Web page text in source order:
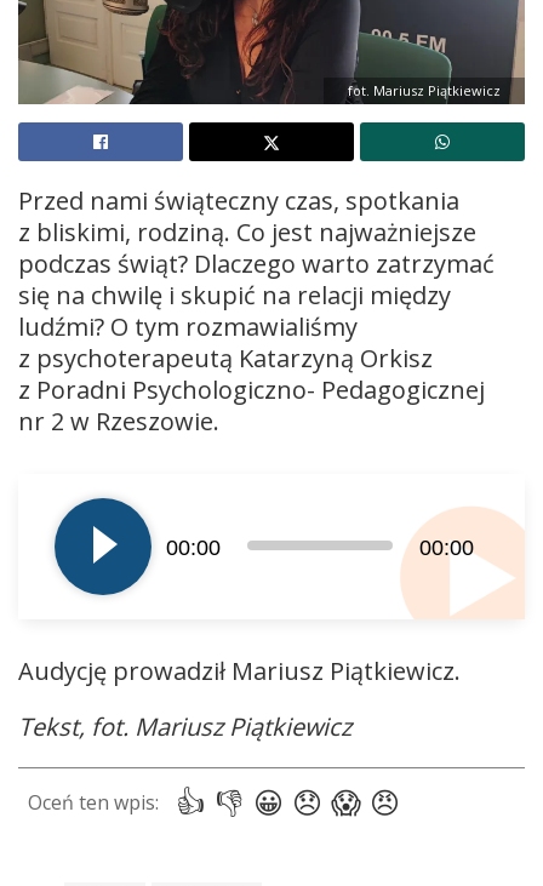
fot. Mariusz Piątkiewicz
Przed nami świąteczny czas, spotkania
z bliskimi, rodziną. Co jest najważniejsze
podczas świąt? Dlaczego warto zatrzymać
się na chwilę i skupić na relacji między
ludźmi? O tym rozmawialiśmy
z psychoterapeutą Katarzyną Orkisz
z Poradni Psychologiczno- Pedagogicznej
nr 2 w Rzeszowie.
plików
dźwiękowych
00:00 00:00
Audycję prowadził Mariusz Piątkiewicz.
Tekst, fot. Mariusz Piątkiewicz